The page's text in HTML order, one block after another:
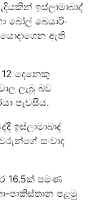
ඉස්ලාමාබාද්
බෝල් බෙයාරිං
යොදාගෙන ඇති
දෙනෙකු
ලැබූ බව
පැවසීය.
ඉස්ලාමාබාද්
සංවාද
16.5ක් පමණ
පාකිස්තාන පළමු